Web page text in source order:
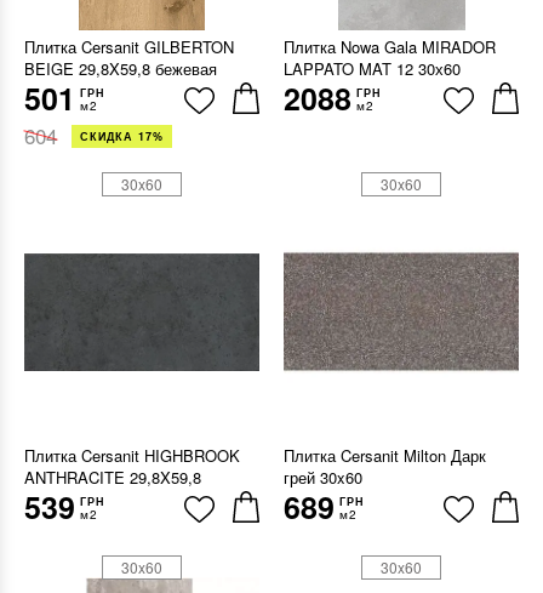
Плитка Cersanit GILBERTON
BEIGE 29,8X59,8 бежевая
501 ГРН
м2
604 СКИДКА 17%
Плитка Nowa Gala MIRADOR
LAPPATO MAT 12 30х60
2088 ГРН
м2
Плитка Cersanit HIGHBROOK
ANTHRACITE 29,8X59,8
539 ГРН
м2
30x60
Плитка Cersanit Milton Дарк
грей 30x60
689 ГРН
м2
30x60
30x60 30x60